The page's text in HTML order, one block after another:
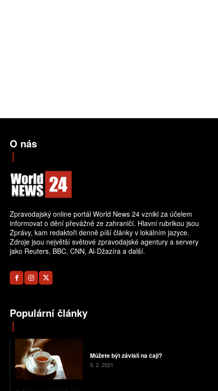
O nás
Zpravodajský online portál World News 24 vznikl za účelem
informovat o dění převážně ze zahraničí. Hlavní rubrikou jsou
Zprávy, kam redaktoři denně píší články v lokálním jazyce.
Zdroje jsou největší světové zpravodajské agentury a servery
jako Reuters, BBC, CNN, Al-Džazíra a další.
Populární články
Můžete být závislí na čaji?
5. 2. 2021